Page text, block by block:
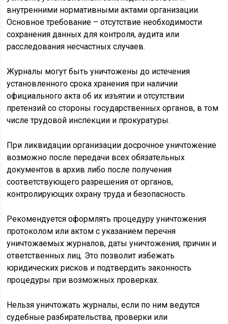
внутренними нормативными актами организации.
Основное требование – отсутствие необходимости
сохранения данных для контроля, аудита или
расследования несчастных случаев.
Журналы могут быть уничтожены до истечения
установленного срока хранения при наличии
официального акта об их изъятии и отсутствии
претензий со стороны государственных органов, в том
числе трудовой инспекции и прокуратуры.
При ликвидации организации досрочное уничтожение
возможно после передачи всех обязательных
документов в архив либо после получения
соответствующего разрешения от органов,
контролирующих охрану труда и безопасность.
Рекомендуется оформлять процедуру уничтожения
протоколом или актом с указанием перечня
уничтожаемых журналов, даты уничтожения, причин и
ответственных лиц. Это позволит избежать
юридических рисков и подтвердить законность
процедуры при возможных проверках.
Нельзя уничтожать журналы, если по ним ведутся
судебные разбирательства, проверки или